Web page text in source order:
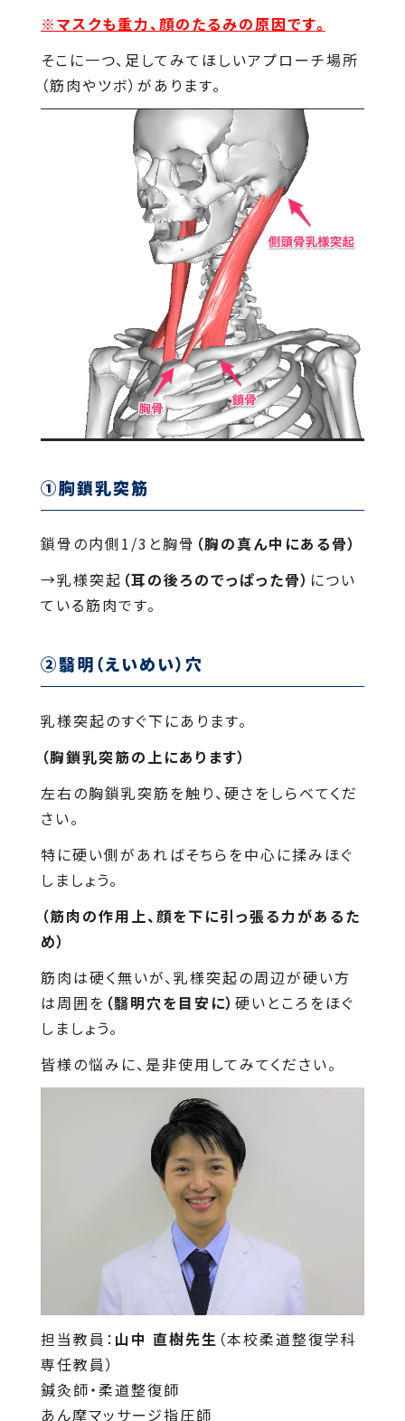
※マスクも重力、顔のたるみの原因です。
そこに一つ、足してみてほしいアプローチ場所
（筋肉やツボ）があります。
①胸鎖乳突筋
鎖骨の内側1/3と胸骨 （胸の真ん中にある骨）
→乳様突起 （耳の後ろのでっぱった骨） につい
ている筋肉です。
②翳明（えいめい）穴
乳様突起のすぐ下にあります。
（胸鎖乳突筋の上にあります）
左右の胸鎖乳突筋を触り、硬さをしらべてくだ
さい。
特に硬い側があればそちらを中心に揉みほぐ
しましょう。
（筋肉の作用上、顔を下に引っ張る力があるた
め）
筋肉は硬く無いが、乳様突起の周辺が硬い方
は周囲を （翳明穴を目安に） 硬いところをほぐ
しましょう。
皆様の悩みに、是非使用してみてください。
担当教員： 山中 直樹先生 （本校柔道整復学科
専任教員）
鍼灸師・柔道整復師
あん摩マッサージ指圧師